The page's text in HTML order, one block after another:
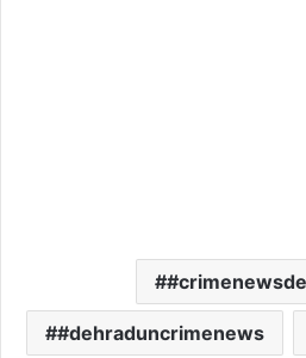
#dehraduncrimenews